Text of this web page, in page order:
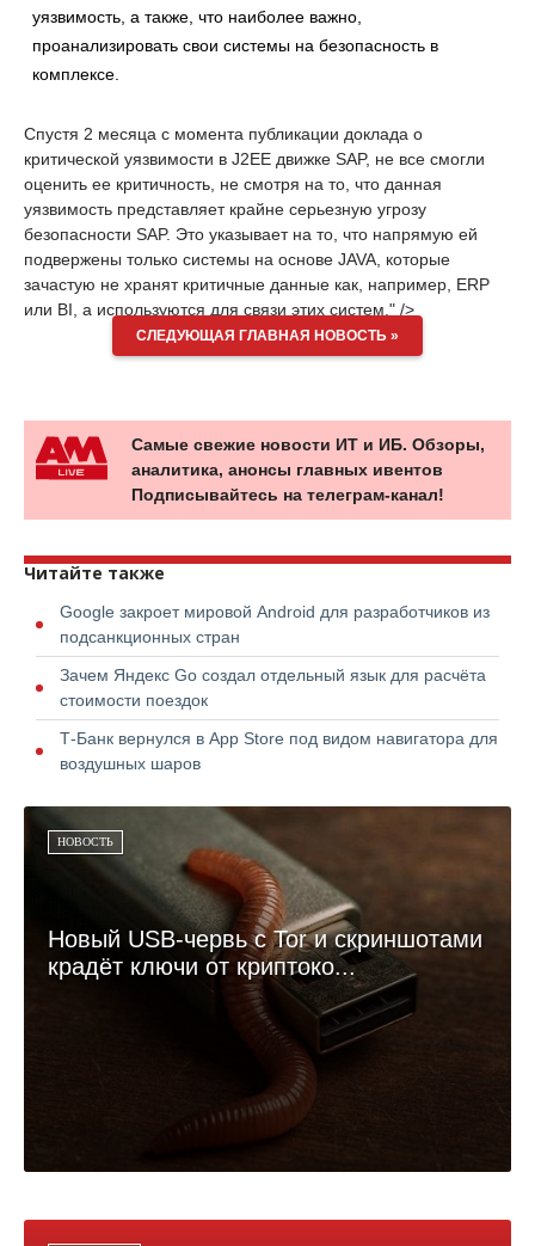
уязвимость, а также, что наиболее важно,
проанализировать свои системы на безопасность в
комплексе.
Спустя 2 месяца с момента публикации доклада о
критической уязвимости в J2EE движке SAP, не все смогли
оценить ее критичность, не смотря на то, что данная
уязвимость представляет крайне серьезную угрозу
безопасности SAP. Это указывает на то, что напрямую ей
подвержены только системы на основе JAVA, которые
зачастую не хранят критичные данные как, например, ERP
или BI, а используются для связи этих систем." />
СЛЕДУЮЩАЯ ГЛАВНАЯ НОВОСТЬ »
Самые свежие новости ИТ и ИБ. Обзоры,
аналитика, анонсы главных ивентов
Подписывайтесь на телеграм-канал!
Читайте также
Google закроет мировой Android для разработчиков из
подсанкционных стран
Зачем Яндекс Go создал отдельный язык для расчёта
стоимости поездок
Т-Банк вернулся в App Store под видом навигатора для
воздушных шаров
НОВОСТЬ
Новый USB-червь с Tor и скриншотами
крадёт ключи от криптоко...